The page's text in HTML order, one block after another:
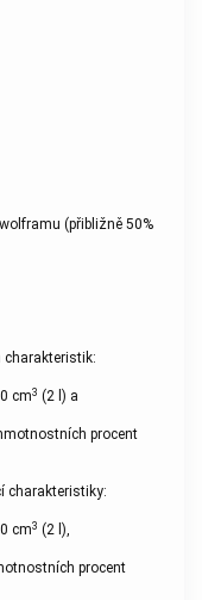
(přibližně 50%
charakteristik:
cm3 (2 l) a
procent
charakteristiky:
cm3 (2 l),
procent